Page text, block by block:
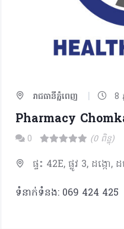
រាជធានីភ្នំពេញ | 8
Pharmacy
0 (0 ពិន្ទុ)
ផ្ទះ 42E, ផ្លូវ 3, ដង្កោ, ដ
ទំនាក់ទំនង: 069 424 425